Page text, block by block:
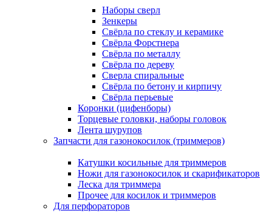
Наборы сверл
Зенкеры
Свёрла по стеклу и керамике
Свёрла Форстнера
Свёрла по металлу
Свёрла по дереву
Сверла спиральные
Свёрла по бетону и кирпичу
Свёрла перьевые
Коронки (цифенборы)
Торцевые головки, наборы головок
Лента шурупов
Запчасти для газонокосилок (триммеров)
Катушки косильные для триммеров
Ножи для газонокосилок и скарификаторов
Леска для триммера
Прочее для косилок и триммеров
Для перфораторов